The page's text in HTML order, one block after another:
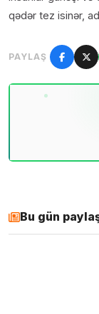
qədər tez isinər,
PAYLAŞ
Bu gün